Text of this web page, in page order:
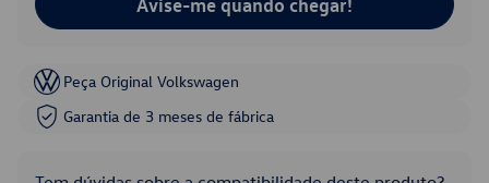
Peça Original Volkswagen
Garantia de 3 meses de fábrica